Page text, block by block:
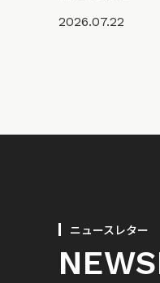
2026.07.22
ニュースレター